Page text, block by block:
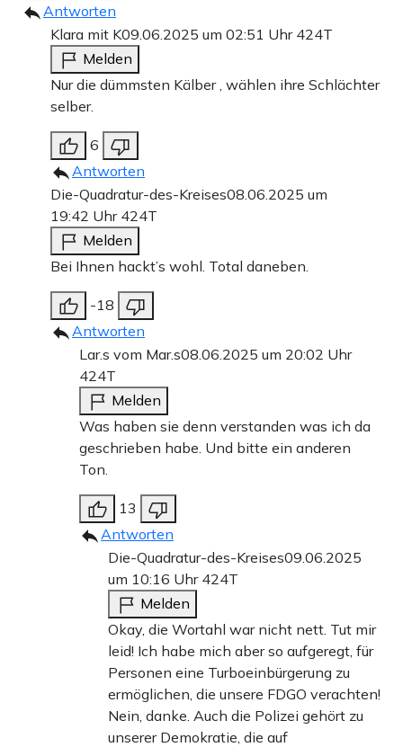
Antworten
Klara mit K09.06.2025 um 02:51 Uhr 424T
Melden
Nur die dümmsten Kälber , wählen ihre Schlächter
selber.
6
Antworten
Die-Quadratur-des-Kreises08.06.2025 um
19:42 Uhr 424T
Melden
Bei Ihnen hackt’s wohl. Total daneben.
-18
Antworten
Lar.s vom Mar.s08.06.2025 um 20:02 Uhr
424T
Melden
Was haben sie denn verstanden was ich da
geschrieben habe. Und bitte ein anderen
Ton.
13
Antworten
Die-Quadratur-des-Kreises09.06.2025
um 10:16 Uhr 424T
Melden
Okay, die Wortahl war nicht nett. Tut mir
leid! Ich habe mich aber so aufgeregt, für
Personen eine Turboeinbürgerung zu
ermöglichen, die unsere FDGO verachten!
Nein, danke. Auch die Polizei gehört zu
unserer Demokratie, die auf